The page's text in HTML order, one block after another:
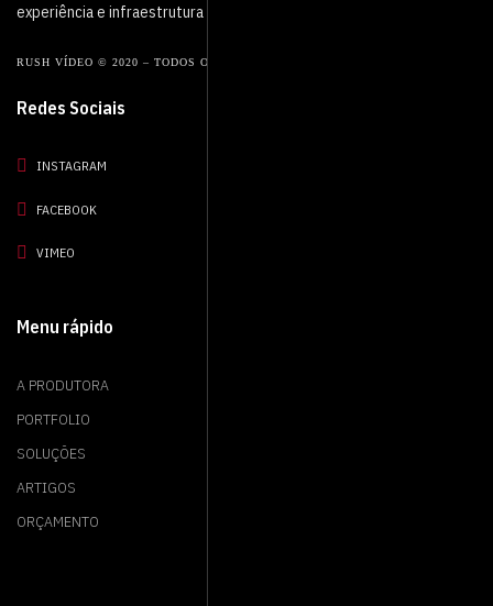
experiência e infraestrutura de ponta.
RUSH VÍDEO © 2020 – TODOS OS DIREITOS RESERVADOS.
Redes Sociais
INSTAGRAM
FACEBOOK
VIMEO
Menu rápido
A PRODUTORA
PORTFOLIO
SOLUÇÕES
ARTIGOS
ORÇAMENTO